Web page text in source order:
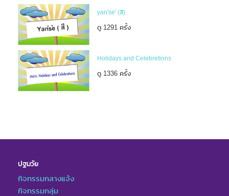
yan'se' (สี)
ดู 1291 ครั้ง
Holidays and Celebretions
ดู 1336 ครั้ง
ปฐมวัย
กิจกรรมกลางแจ้ง
กิจกรรมกลุ่ม